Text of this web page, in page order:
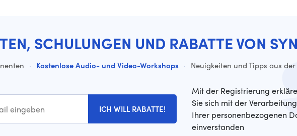
SCHULUNGEN UND RABATTE VON
· Kostenlose Audio- und Video-Workshops · Neuigkeiten und Tipps aus
ICH WILL RABATTE!
Mit der Registrierung
Sie sich mit der Verarbeitung
Ihrer personenbezogenen
einverstanden